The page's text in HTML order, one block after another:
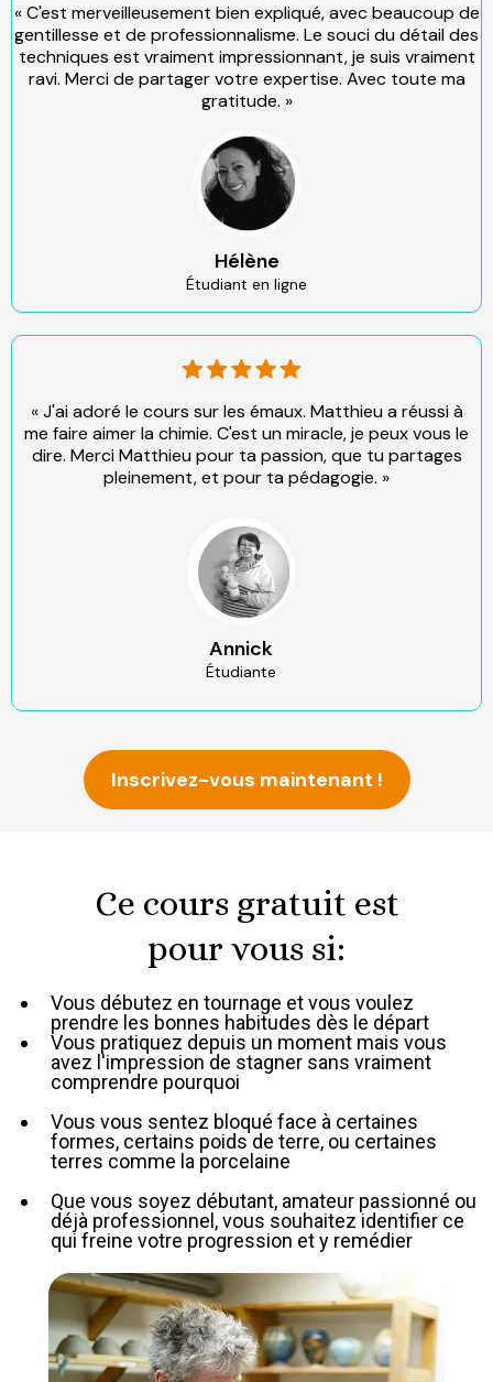
« C'est merveilleusement bien expliqué, avec beaucoup de
gentillesse et de professionnalisme. Le souci du détail des
techniques est vraiment impressionnant, je suis vraiment
ravi. Merci de partager votre expertise. Avec toute ma
gratitude. »
Hélène
Étudiant en ligne
« J'ai adoré le cours sur les émaux. Matthieu a réussi à
me faire aimer la chimie. C'est un miracle, je peux vous le
dire. Merci Matthieu pour ta passion, que tu partages
pleinement, et pour ta pédagogie. »
Annick
Étudiante
Inscrivez-vous maintenant !
Ce cours gratuit est
pour vous si:
⁠Vous débutez en tournage et vous voulez
prendre les bonnes habitudes dès le départ
Vous pratiquez depuis un moment mais vous
avez l'impression de stagner sans vraiment
comprendre pourquoi
⁠Vous vous sentez bloqué face à certaines
formes, certains poids de terre, ou certaines
terres comme la porcelaine
⁠Que vous soyez débutant, amateur passionné ou
déjà professionnel, vous souhaitez identifier ce
qui freine votre progression et y remédier